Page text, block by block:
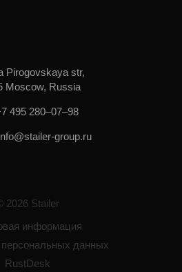
2026 Stailer
Pirogovskaya str,
Moscow, Russia
495 280–07–98
group.ru
информация
данных
RustDesk